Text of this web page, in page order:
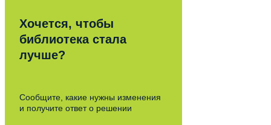
Хочется, чтобы
библиотека стала
лучше?
Сообщите, какие нужны изменения
и получите ответ о решении